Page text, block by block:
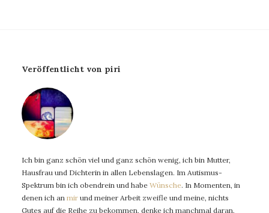
Veröffentlicht von piri
Ich bin ganz schön viel und ganz schön wenig, ich bin Mutter,
Hausfrau und Dichterin in allen Lebenslagen. Im Autismus-
Spektrum bin ich obendrein und habe Wünsche. In Momenten, in
denen ich an mir und meiner Arbeit zweifle und meine, nichts
Gutes auf die Reihe zu bekommen, denke ich manchmal daran,